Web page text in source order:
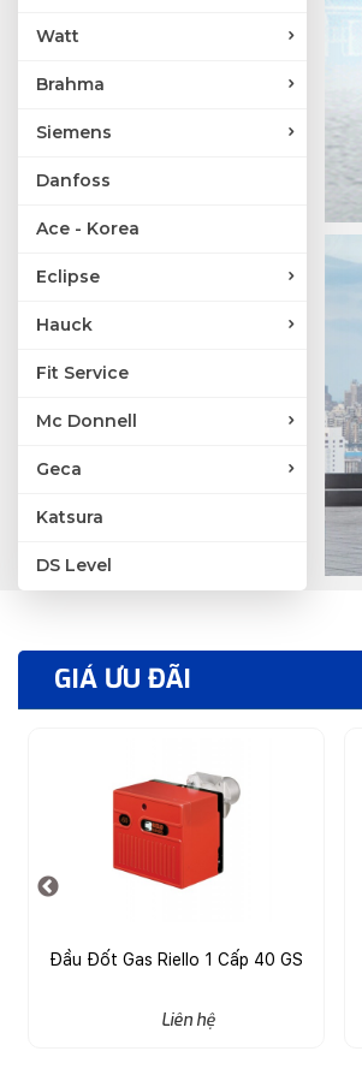
Watt
Brahma
Siemens
Danfoss
Ace - Korea
Eclipse
Hauck
Fit Service
Mc Donnell
Geca
Katsura
DS Level
GIÁ ƯU ĐÃI
Đầu Đốt Gas Riello 1 Cấp 40 GS
Liên hệ